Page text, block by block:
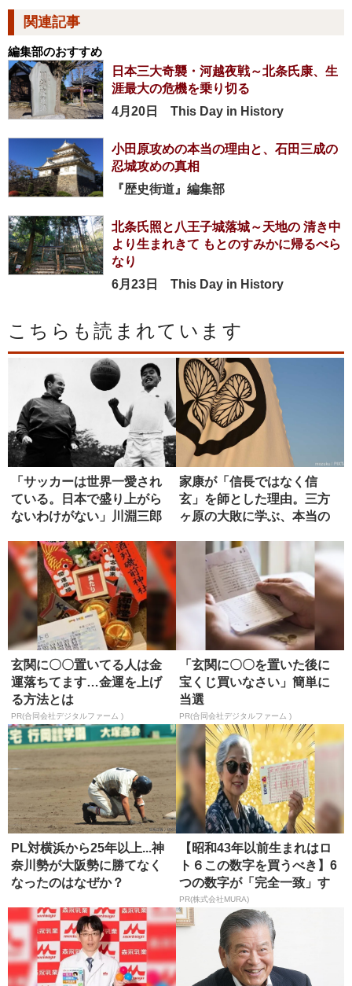
関連記事
編集部のおすすめ
日本三大奇襲・河越夜戦～北条氏康、生
涯最大の危機を乗り切る
4月20日 This Day in History
小田原攻めの本当の理由と、石田三成の
忍城攻めの真相
『歴史街道』編集部
北条氏照と八王子城落城～天地の 清き中
より生まれきて もとのすみかに帰るべら
なり
6月23日 This Day in History
こちらも読まれています
「サッカーは世界一愛され
ている。日本で盛り上がら
ないわけがない」川淵三郎
家康が「信長ではなく信
玄」を師とした理由。三方
ヶ原の大敗に学ぶ、本当の
玄関に〇〇置いてる人は金
運落ちてます…金運を上げ
る方法とは
PR(合同会社デジタルファーム )
「玄関に〇〇を置いた後に
宝くじ買いなさい」簡単に
当選
PR(合同会社デジタルファーム )
PL対横浜から25年以上...神
奈川勢が大阪勢に勝てなく
なったのはなぜか？
【昭和43年以前生まれはロ
ト６この数字を買うべき】6
つの数字が「完全一致」す
る方...
PR(株式会社MURA)